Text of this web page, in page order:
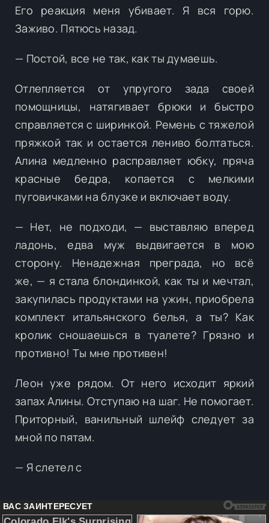
Его реакция меня убивает. Я вся горю.
Заживо. Пятюсь назад.
— Постой, все не так, как ты думаешь.
Отлепляется от упругого зада своей
помощницы, натягивает брюки и быстро
справляется с ширинкой. Ремень с тяжелой
пряжкой так и остается лениво болтаться.
Алина медленно расправляет юбку, пряча
красные бедра, копается с мелкими
пуговичками на блузке и включает воду.
— Нет, не подходи, — выставляю вперед
ладонь, едва муж выдвигается в мою
сторону. Ненадежная преграда, но всё
же, — я стала блондинкой, как ты и мечтал,
закупилась продуктами на ужин, приобрела
комплект итальянского белья, а ты? Как
кролик сношаешься в туалете? Грязно и
противно! Ты мне противен!
Леон уже рядом. От него исходит яркий
запах Алины. Отступаю на шаг. Не помогает.
Приторный, ванильный шлейф следует за
мной по пятам.
— Я слетел с